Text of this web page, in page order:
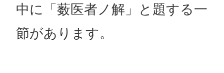
中に「薮医者ノ解」と題する一
節があります。